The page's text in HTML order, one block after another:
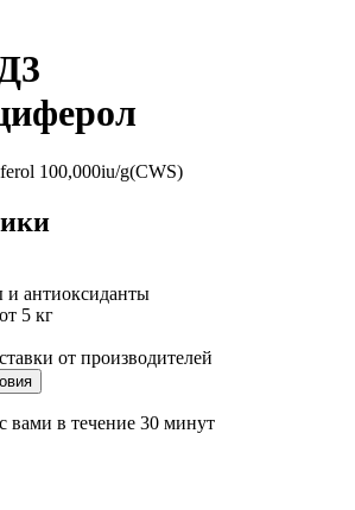
100,000iu/g(CWS)
антиоксиданты
от 5 кг
от производителей
вами в течение 30 минут